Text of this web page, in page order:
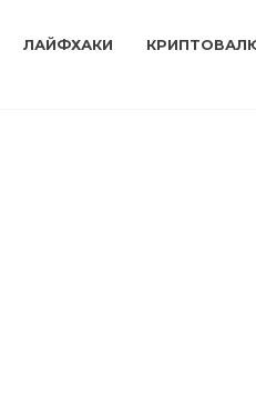
ЛАЙФХАКИ